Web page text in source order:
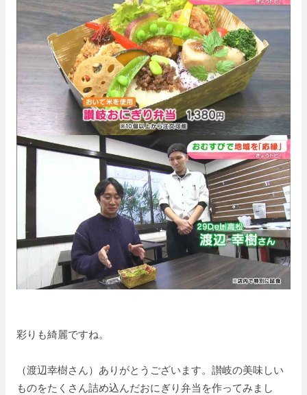
彩りも綺麗ですね。
（渡辺幸樹さん）ありがとうございます。讃岐の美味しい
ものをたくさん詰め込んだおにぎり弁当を作ってみまし